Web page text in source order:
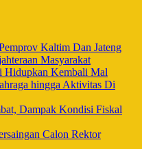
Kaltim Dan Jateng
Masyarakat
Hidupkan Kembali Mal
hingga Aktivitas Di
Dampak Kondisi Fiskal
Calon Rektor